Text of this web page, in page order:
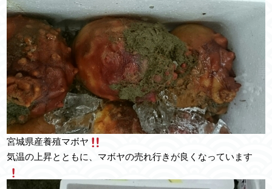
宮城県産養殖マボヤ
気温の上昇とともに、マボヤの売れ行きが良くなっています